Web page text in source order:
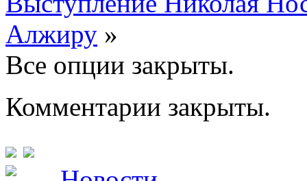
Алжиру »
Все опции закрыты.
Комментарии закрыты.